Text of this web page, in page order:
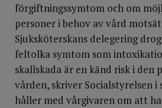
förgiftningssymtom och om
personer i behov av vård
Sjuksköterskans delegering
feltolka symtom som
skallskada är en känd risk i den
vården, skriver Socialstyrelsen
håller med vårgivaren om att